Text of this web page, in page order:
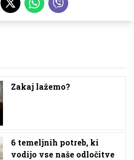
Zakaj lažemo?
6 temeljnih potreb, ki
vodijo vse naše odločitve